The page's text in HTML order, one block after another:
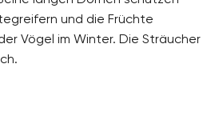
und die Früchte
Vögel im Winter. Die Sträucher